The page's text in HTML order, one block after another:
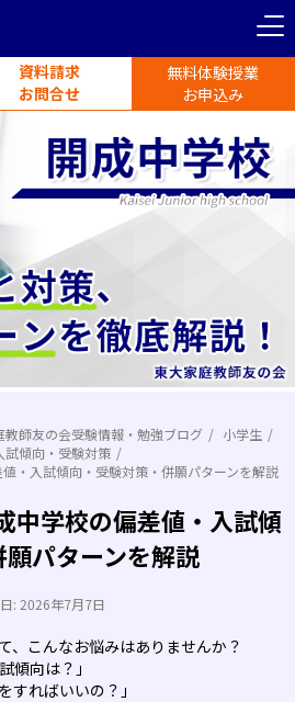
資料請求
お問合せ
無料体験授業
お申込み
教師友の会受験情報・勉強ブログ
小学生
試傾向・受験対策
・入試傾向・受験対策・併願パターンを解説
中学校の偏差値・入試傾
パターンを解説
: 2026年7月7日
、こんなお悩みはありませんか？
傾向は？」
すればいいの？」